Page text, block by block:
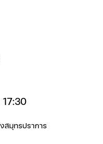
สมุทรปราการ